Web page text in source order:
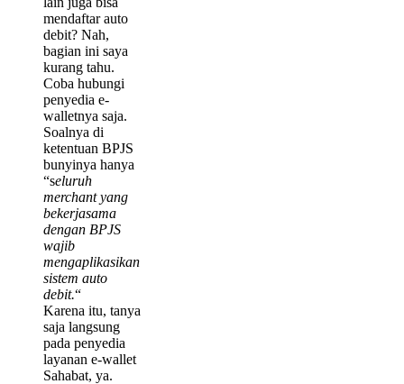
mendaftar auto
debit? Nah,
bagian ini saya
kurang tahu.
Coba hubungi
penyedia e-
walletnya saja.
Soalnya di
ketentuan BPJS
bunyinya hanya
“seluruh
merchant yang
bekerjasama
dengan BPJS
wajib
mengaplikasikan
sistem auto
debit.“
Karena itu, tanya
saja langsung
pada penyedia
layanan e-wallet
Sahabat, ya.